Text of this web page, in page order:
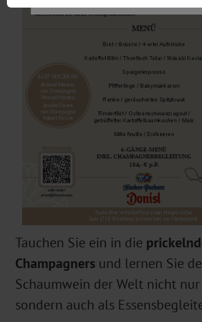
Tauchen Sie ein in die
Champagners und lernen Sie
Schaumwein der Welt nicht
sondern auch als